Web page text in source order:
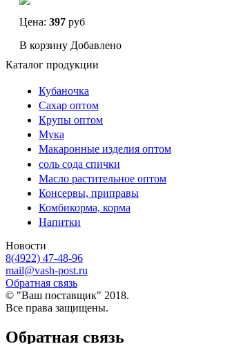
Цена: 397 руб
В корзину Добавлено
Каталог продукции
Кубаночка
Сахар оптом
Крупы оптом
Мука
Макаронные изделия оптом
соль сода спички
Масло растительное оптом
Консервы, приправы
Комбикорма, корма
Напитки
Новости
8(4922) 47-48-96
mail@vash-post.ru
Обратная связь
© "Ваш поставщик" 2018.
Все права защищены.
Обратная связь